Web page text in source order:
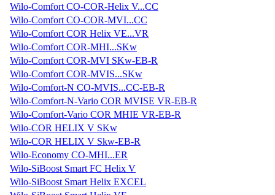
Wilo-Comfort CO-COR-Helix V...CC
Wilo-Comfort CO-COR-MVI...CC
Wilo-Comfort COR Helix VE...VR
Wilo-Comfort COR-MHI...SKw
Wilo-Comfort COR-MVI SKw-EB-R
Wilo-Comfort COR-MVIS...SKw
Wilo-Comfort-N CO-MVIS...CC-EB-R
Wilo-Comfort-N-Vario COR MVISE VR-EB-R
Wilo-Comfort-Vario COR MHIE VR-EB-R
Wilo-COR HELIX V SKw
Wilo-COR HELIX V Skw-EB-R
Wilo-Economy CO-MHI...ER
Wilo-SiBoost Smart FC Helix V
Wilo-SiBoost Smart Helix EXCEL